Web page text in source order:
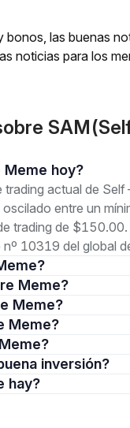
las buenas
noticias para los
Meme hoy?
trading actual de
entre un
trading de $150.00.
10319 del global
Meme?
Meme?
Meme?
inversión?
hay?